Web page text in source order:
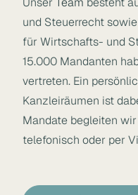
und Steuerrecht
für Wirtschafts- und
15.000 Mandanten
vertreten. Ein
Kanzleiräumen ist
Mandate begleiten
telefonisch oder per